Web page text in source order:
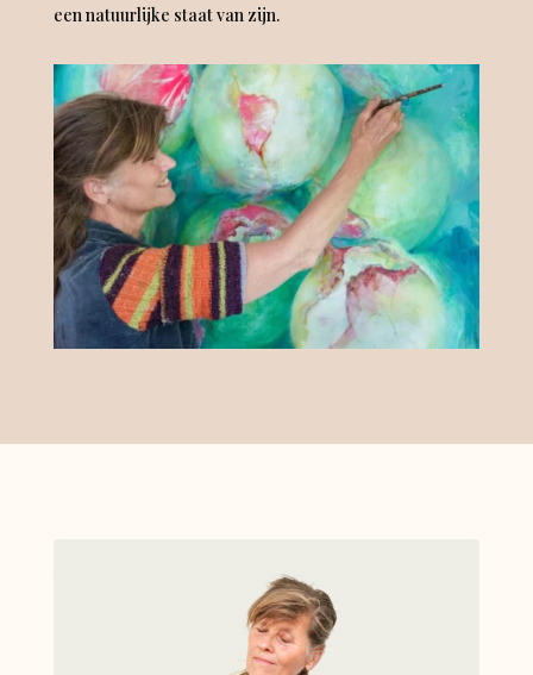
een natuurlijke staat van zijn.